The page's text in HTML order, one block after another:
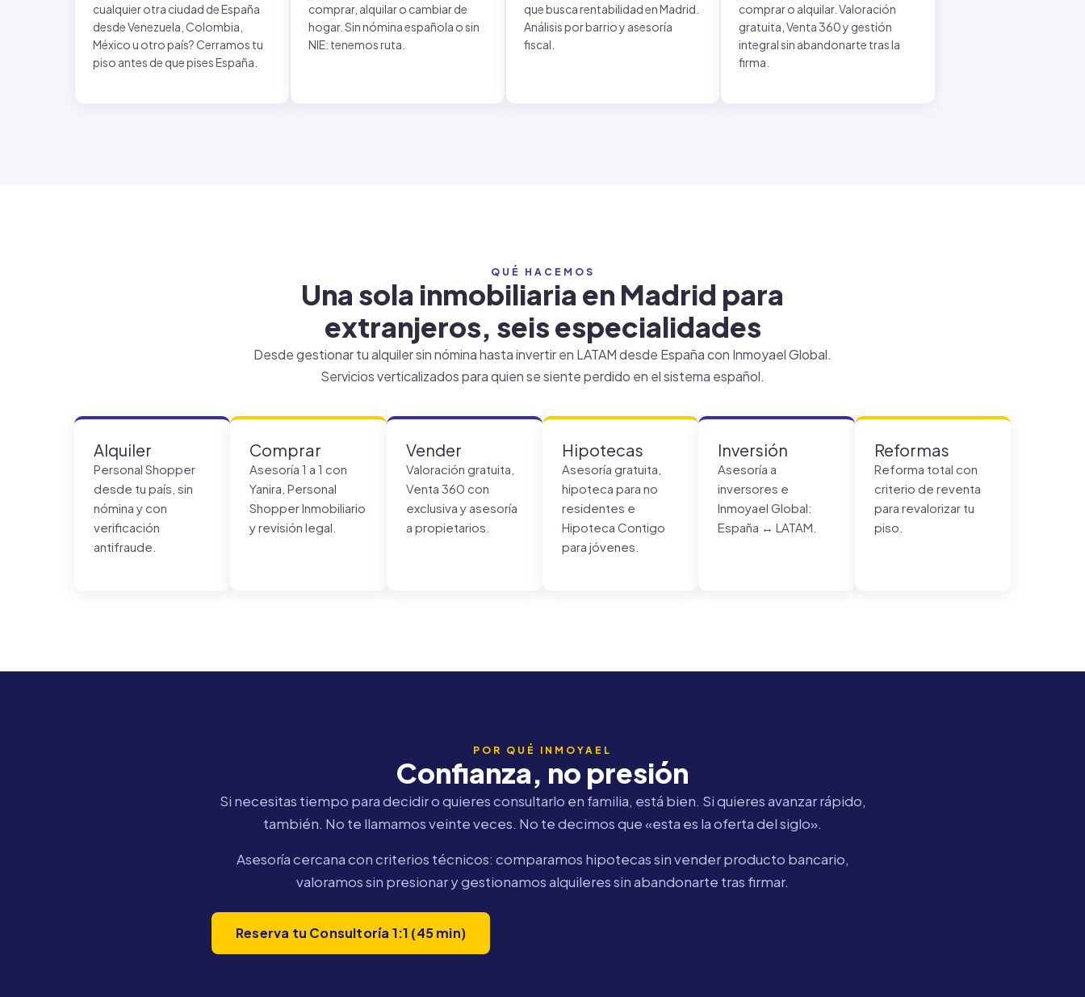
cualquier otra ciudad de España
desde Venezuela, Colombia,
México u otro país? Cerramos tu
piso antes de que pises España.
comprar, alquilar o cambiar de
hogar. Sin nómina española o sin
NIE: tenemos ruta.
que busca rentabilidad en Madrid.
Análisis por barrio y asesoría
fiscal.
comprar o alquilar. Valoración
gratuita, Venta 360 y gestión
integral sin abandonarte tras la
firma.
QUÉ HACEMOS
Una sola inmobiliaria en Madrid para
extranjeros, seis especialidades
Desde gestionar tu alquiler sin nómina hasta invertir en LATAM desde España con Inmoyael Global.
Servicios verticalizados para quien se siente perdido en el sistema español.
Alquiler
Personal Shopper
desde tu país, sin
nómina y con
verificación
antifraude.
Comprar
Asesoría 1 a 1 con
Yanira, Personal
Shopper Inmobiliario
y revisión legal.
Vender
Valoración gratuita,
Venta 360 con
exclusiva y asesoría
a propietarios.
Hipotecas
Asesoría gratuita,
hipoteca para no
residentes e
Hipoteca Contigo
para jóvenes.
Inversión
Asesoría a
inversores e
Inmoyael Global:
España ↔ LATAM.
Reformas
Reforma total con
criterio de reventa
para revalorizar tu
piso.
POR QUÉ INMOYAEL
Confianza, no presión
Si necesitas tiempo para decidir o quieres consultarlo en familia, está bien. Si quieres avanzar rápido,
también. No te llamamos veinte veces. No te decimos que «esta es la oferta del siglo».
Asesoría cercana con criterios técnicos: comparamos hipotecas sin vender producto bancario,
valoramos sin presionar y gestionamos alquileres sin abandonarte tras firmar.
Reserva tu Consultoría 1:1 (45 min)